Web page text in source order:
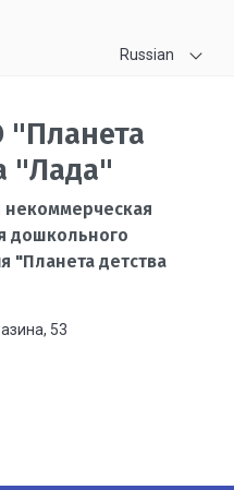
Russian
"Лада"
некоммерческая
дошкольного
"Планета детства
53